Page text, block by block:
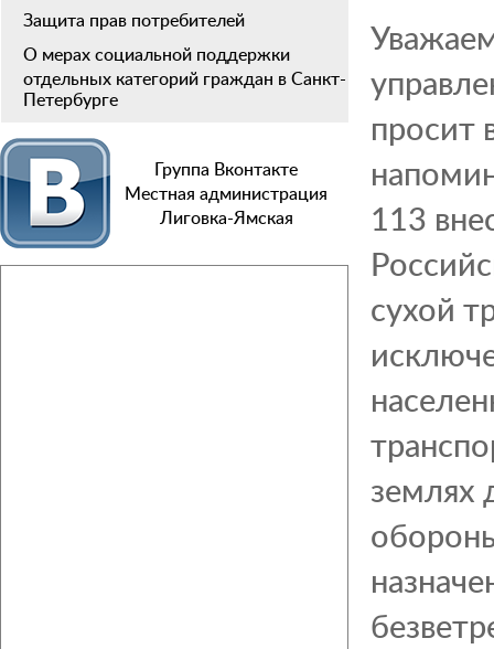
Защита прав потребителей
О мерах социальной поддержки
отдельных категорий граждан в Санкт-
Петербурге
Группа Вконтакте
Местная администрация
Лиговка-Ямская
просит
113
сухой
землях